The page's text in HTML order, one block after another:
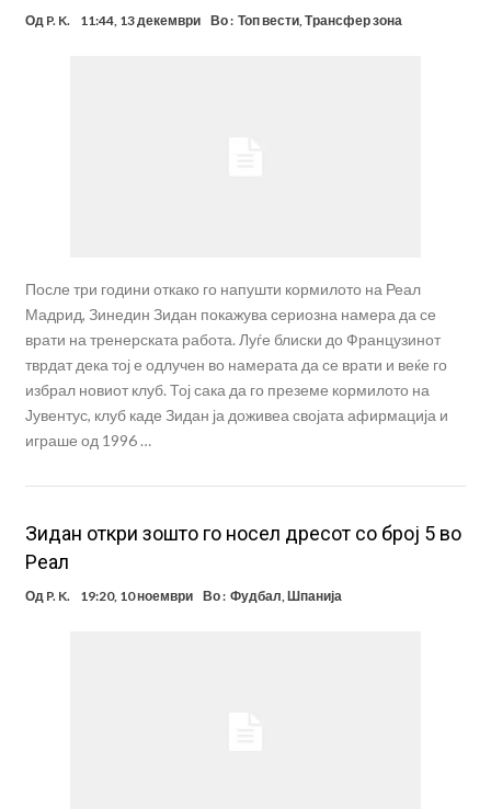
Од P. K. 11:44, 13 декември Во : Топ вести,Трансфер зона
После три години откако го напушти кормилото на Реал
Мадрид, Зинедин Зидан покажува сериозна намера да се
врати на тренерската работа. Луѓе блиски до Французинот
тврдат дека тој е одлучен во намерата да се врати и веќе го
избрал новиот клуб. Тој сака да го преземе кормилото на
Јувентус, клуб каде Зидан ја доживеа својата афирмација и
играше од 1996 …
Зидан откри зошто го носел дресот со број 5 во
Реал
Од P. K. 19:20, 10 ноември Во : Фудбал Шпанија